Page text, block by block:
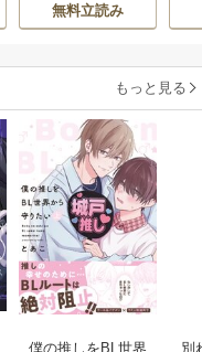
無料立読み
もっと見る
僕の推しをBL世界 別